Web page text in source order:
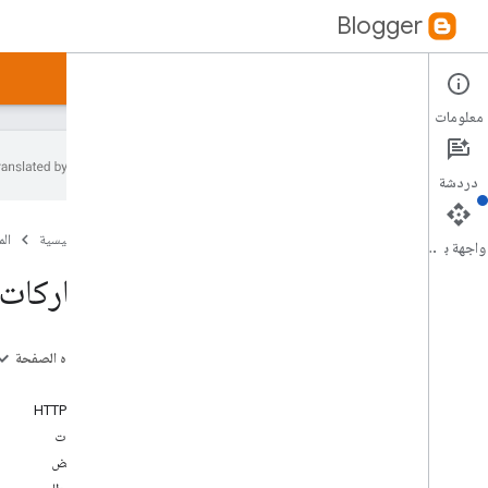
Blogger
الإصدار 3
الصفحة الرئيسية
على هذه الصفحة
المعلمات
التفويض
معلومات
دردشة
واجهة برمجة التطبيقات